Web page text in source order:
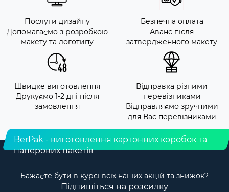
Послуги дизайну
Допомагаємо з розробкою
макету та логотипу
Безпечна оплата
Аванс після
затвердженного макету
Швидке виготовлення
Друкуємо 1-2 дні після
замовлення
Відправка різними
перевізниками
Відправляємо зручними
для Вас перевізниками
BerPak - виготовлення картонних коробок та
паперових пакетів
Бажаєте бути в курсі всіх наших акцій та знижок?
Підпишіться на розсилку